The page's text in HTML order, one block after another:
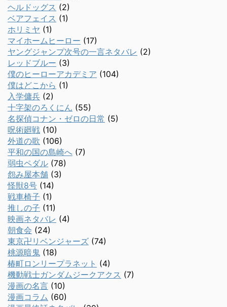
ヘルドッグス (2)
ベアフェイス (1)
ホリミヤ (1)
マイホームヒーロー (17)
ヤングジャンプ次号の一言ネタバレ (2)
レッドブルー (3)
僕のヒーローアカデミア (104)
僕はどこから (1)
入学傭兵 (2)
十字架のろくにん (55)
名探偵コナン・ゼロの日常 (5)
呪術廻戦 (10)
外道の歌 (106)
平和の国の島崎へ (7)
弱虫ペダル (78)
怨み屋本舗 (3)
怪獣8号 (14)
戦車椅子 (1)
推しの子 (11)
映画ネタバレ (4)
朝食会 (24)
東京卍リベンジャーズ (74)
桃源暗鬼 (18)
椿町ロンリープラネット (4)
機動戦士ガンダムジークアクス (7)
漫画の名言 (10)
漫画コラム (60)